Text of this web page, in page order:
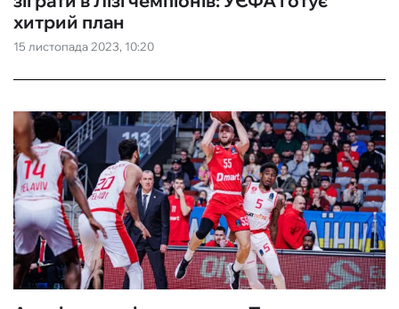
15 листопада 2023, 10:20
хитрий план